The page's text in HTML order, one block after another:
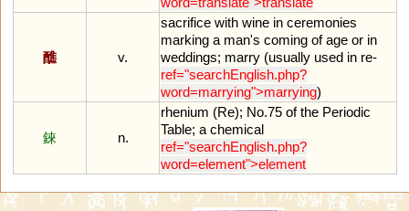
醮 v.
sacrifice with wine in ceremonies
marking a man's coming of age or in
weddings; marry (usually used in re-
ref="searchEnglish.php?
word=marrying">marrying)
錸 n.
rhenium (Re); No.75 of the Periodic
Table; a chemical
ref="searchEnglish.php?
word=element">element